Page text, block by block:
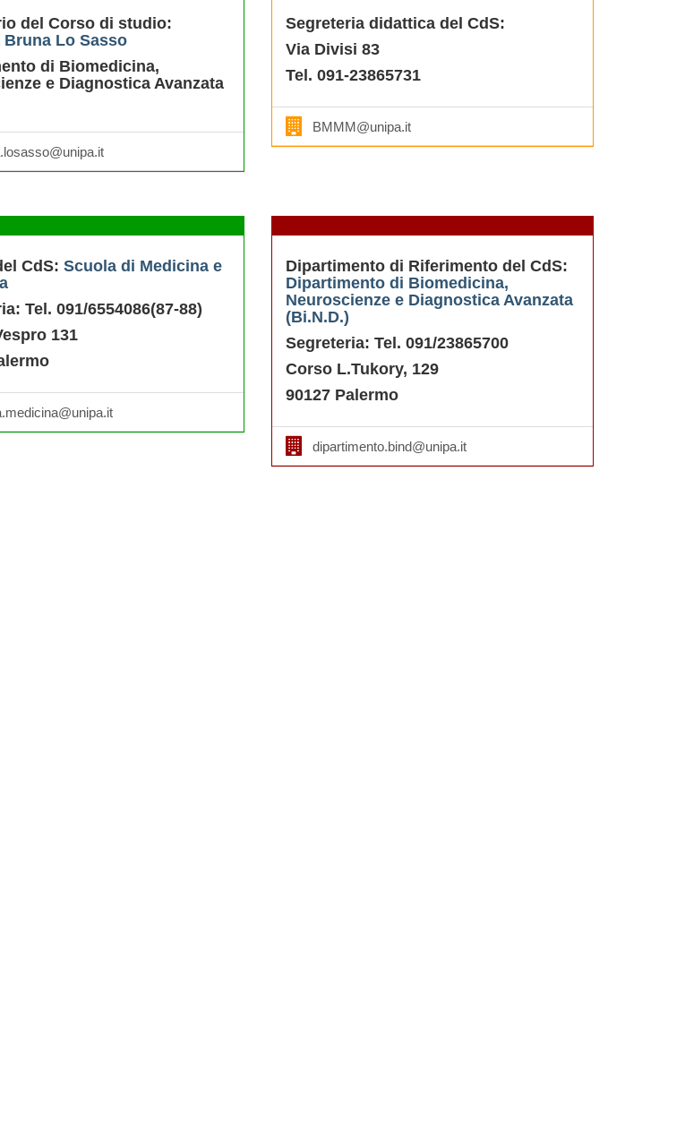
del Corso di studio:
Bruna Lo Sasso
di Biomedicina,
e Diagnostica Avanzata
Segreteria didattica del CdS:
Via Divisi 83
Tel. 091-23865731
BMMM@unipa.it
CdS: Scuola di Medicina e
Tel. 091/6554086(87-88)
131
Dipartimento di Riferimento del CdS:
Dipartimento di Biomedicina,
Neuroscienze e Diagnostica Avanzata
(Bi.N.D.)
Segreteria: Tel. 091/23865700
Corso L.Tukory, 129
90127 Palermo
dipartimento.bind@unipa.it